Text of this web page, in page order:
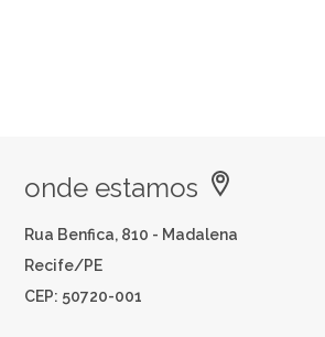
onde estamos
Rua Benfica, 810 - Madalena
Recife/PE
CEP: 50720-001